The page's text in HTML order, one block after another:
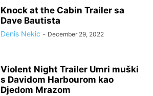
Knock at the Cabin Trailer sa
Dave Bautista
Denis Nekic - December 29, 2022
Violent Night Trailer Umri muški
s Davidom Harbourom kao
Djedom Mrazom